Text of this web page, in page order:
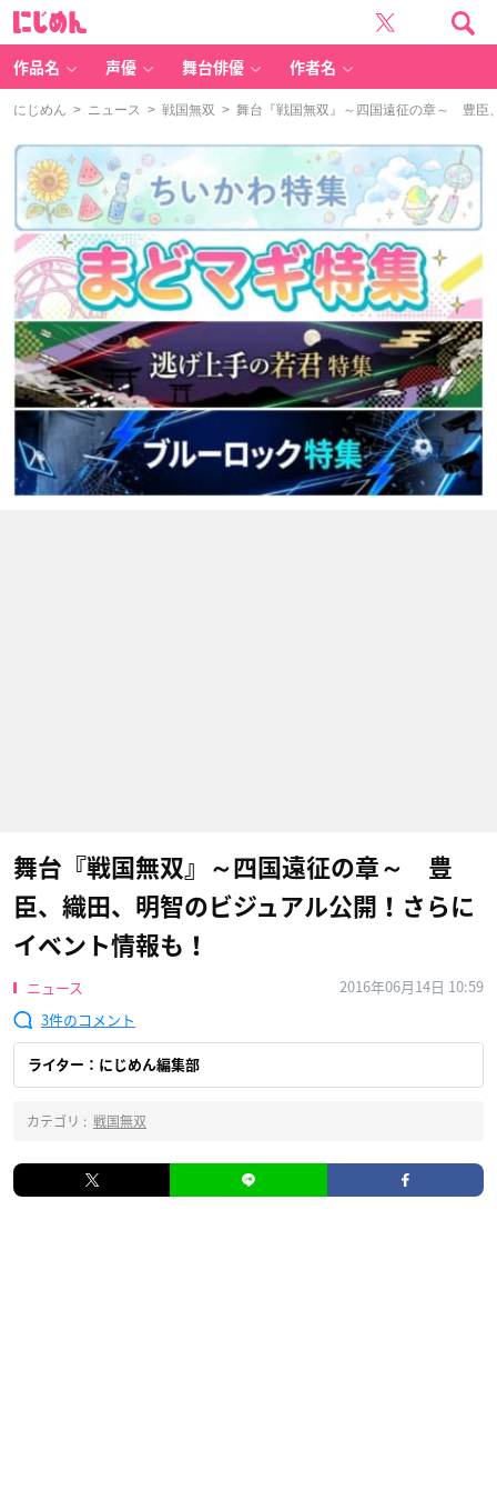
作品名 声優 舞台俳優 作者名
にじめん > ニュース > 戦国無双 > 舞台『戦国無双』～四国遠征の章～ 豊臣
舞台『戦国無双』～四国遠征の章～ 豊
臣、織田、明智のビジュアル公開！さらに
イベント情報も！
ニュース
2016年06月14日 10:59
3
ライター：にじめん編集部
カテゴリ : 戦国無双